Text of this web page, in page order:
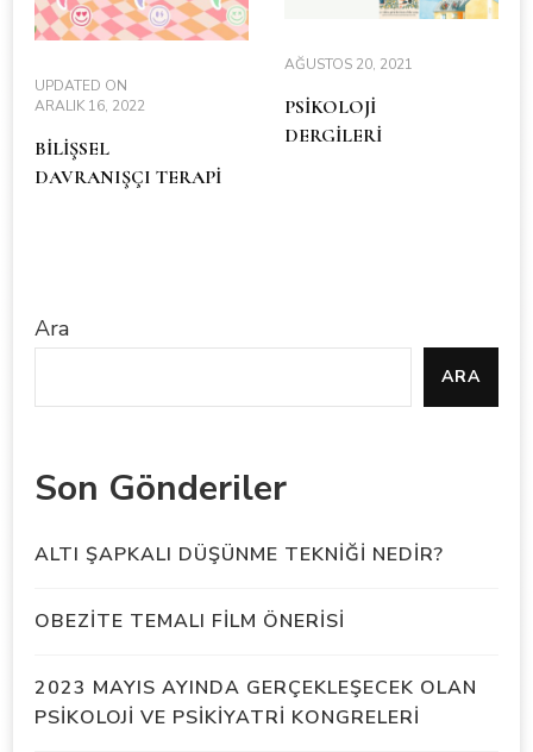
UPDATED ON
ARALIK 16, 2022
BİLİŞSEL
DAVRANIŞÇI TERAPİ
AĞUSTOS 20, 2021
PSİKOLOJİ
DERGİLERİ
Ara
ARA
Son Gönderiler
ALTI ŞAPKALI DÜŞÜNME TEKNİĞİ NEDİR?
OBEZİTE TEMALI FİLM ÖNERİSİ
2023 MAYIS AYINDA GERÇEKLEŞECEK OLAN
PSİKOLOJİ VE PSİKİYATRİ KONGRELERİ